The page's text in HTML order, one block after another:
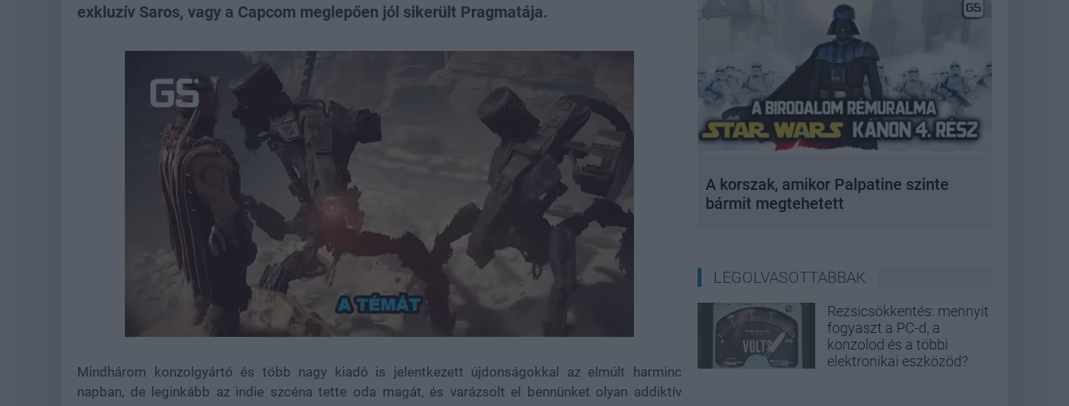
exkluzív Saros, vagy a Capcom meglepően jól sikerült Pragmatája.
44.57%
Mindhárom konzolgyártó és több nagy kiadó is jelentkezett újdonságokkal az elmúlt harminc
napban, de leginkább az indie szcéna tette oda magát, és varázsolt el bennünket olyan addiktív
A korszak, amikor Palpatine szinte
bármit megtehetett
LEGOLVASOTTABBAK
Rezsicsökkentés: mennyit
fogyaszt a PC-d, a
konzolod és a többi
elektronikai eszközöd?